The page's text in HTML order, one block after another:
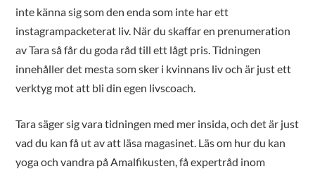
inte känna sig som den enda som inte har ett
instagrampacketerat liv. När du skaffar en prenumeration
av Tara så får du goda råd till ett lågt pris. Tidningen
innehåller det mesta som sker i kvinnans liv och är just ett
verktyg mot att bli din egen livscoach.
Tara säger sig vara tidningen med mer insida, och det är just
vad du kan få ut av att läsa magasinet. Läs om hur du kan
yoga och vandra på Amalfikusten, få expertråd inom